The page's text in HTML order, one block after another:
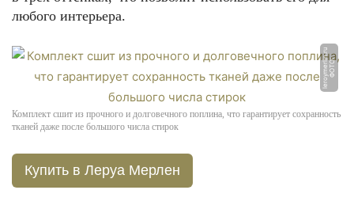
любого интерьера.
Ф
О
Т
О:
l
e
r
o
y
m
e
rli
n.
r
u
Комплект сшит из прочного и долговечного поплина, что гарантирует сохранность
тканей даже после большого числа стирок
Купить в Леруа Мерлен